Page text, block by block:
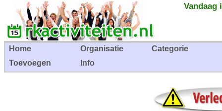
Vandaag
Home Organisatie
Categorie
Toevoegen
Info